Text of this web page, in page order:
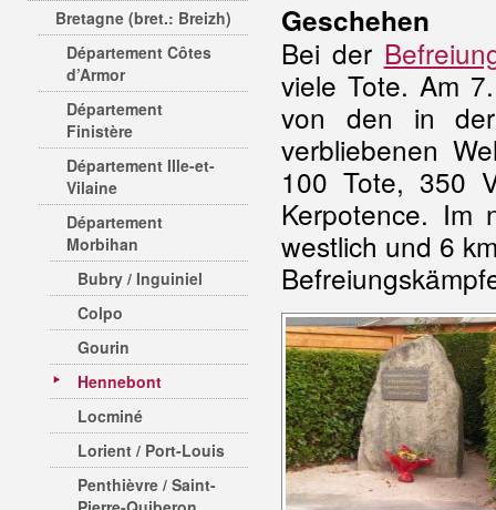
Bretagne (bret.: Breizh)
Département Côtes
d’Armor
Département
Finistère
Département Ille-et-
Vilaine
Département
Morbihan
Bubry / Inguiniel
Colpo
Gourin
Hennebont
Locminé
Lorient / Port-Louis
Penthièvre / Saint-
Geschehen
Bei der
viele Tote. Am
von den in
verbliebenen
100 Tote, 350
Kerpotence. Im
westlich und 6